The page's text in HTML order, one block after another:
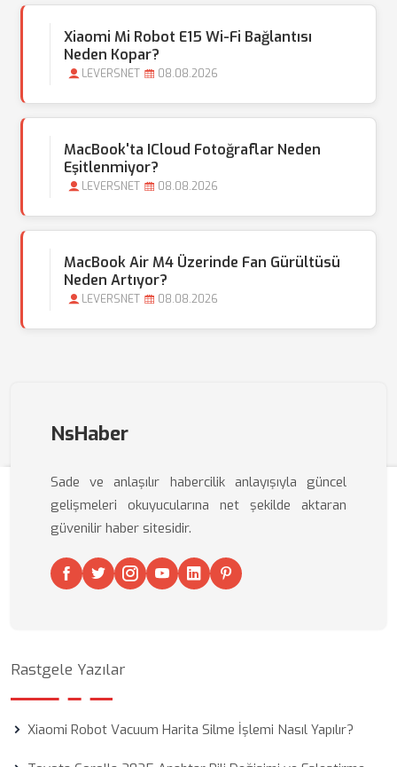
Xiaomi Mi Robot E15 Wi-Fi Bağlantısı
Neden Kopar?
LEVERSNET 08.08.2026
MacBook'ta ICloud Fotoğraflar Neden
Eşitlenmiyor?
LEVERSNET 08.08.2026
MacBook Air M4 Üzerinde Fan Gürültüsü
Neden Artıyor?
LEVERSNET 08.08.2026
NsHaber
Sade ve anlaşılır habercilik anlayışıyla güncel
gelişmeleri okuyucularına net şekilde aktaran
güvenilir haber sitesidir.
Rastgele Yazılar
Xiaomi Robot Vacuum Harita Silme İşlemi Nasıl Yapılır?